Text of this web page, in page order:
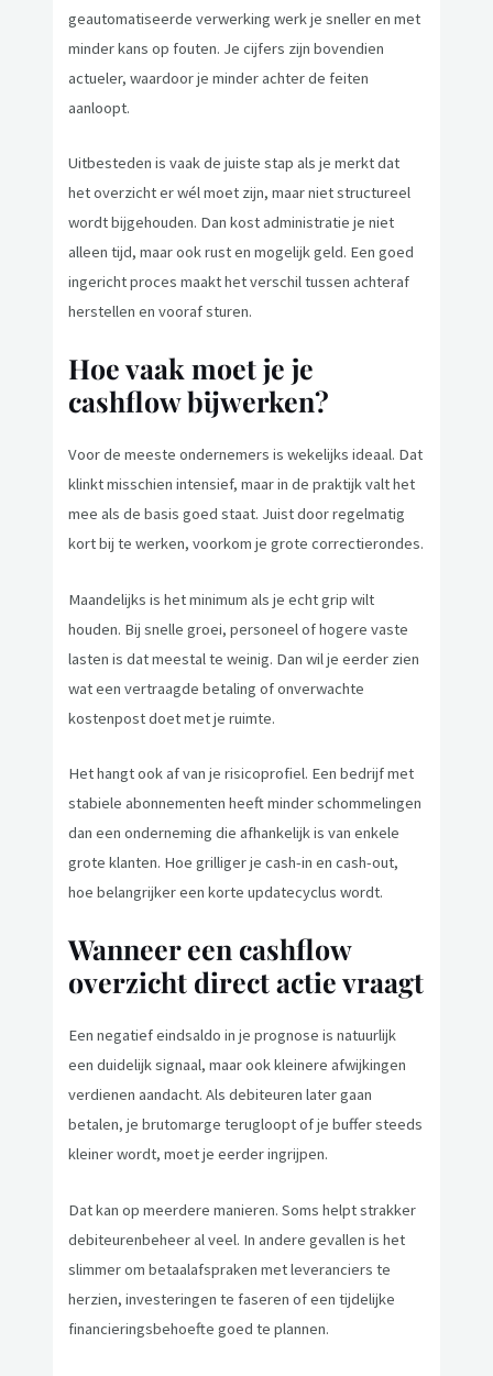
geautomatiseerde verwerking werk je sneller en met
minder kans op fouten. Je cijfers zijn bovendien
actueler, waardoor je minder achter de feiten
aanloopt.
Uitbesteden is vaak de juiste stap als je merkt dat
het overzicht er wél moet zijn, maar niet structureel
wordt bijgehouden. Dan kost administratie je niet
alleen tijd, maar ook rust en mogelijk geld. Een goed
ingericht proces maakt het verschil tussen achteraf
herstellen en vooraf sturen.
Hoe vaak moet je je
cashflow bijwerken?
Voor de meeste ondernemers is wekelijks ideaal. Dat
klinkt misschien intensief, maar in de praktijk valt het
mee als de basis goed staat. Juist door regelmatig
kort bij te werken, voorkom je grote correctierondes.
Maandelijks is het minimum als je echt grip wilt
houden. Bij snelle groei, personeel of hogere vaste
lasten is dat meestal te weinig. Dan wil je eerder zien
wat een vertraagde betaling of onverwachte
kostenpost doet met je ruimte.
Het hangt ook af van je risicoprofiel. Een bedrijf met
stabiele abonnementen heeft minder schommelingen
dan een onderneming die afhankelijk is van enkele
grote klanten. Hoe grilliger je cash-in en cash-out,
hoe belangrijker een korte updatecyclus wordt.
Wanneer een cashflow
overzicht direct actie vraagt
Een negatief eindsaldo in je prognose is natuurlijk
een duidelijk signaal, maar ook kleinere afwijkingen
verdienen aandacht. Als debiteuren later gaan
betalen, je brutomarge terugloopt of je buffer steeds
kleiner wordt, moet je eerder ingrijpen.
Dat kan op meerdere manieren. Soms helpt strakker
debiteurenbeheer al veel. In andere gevallen is het
slimmer om betaalafspraken met leveranciers te
herzien, investeringen te faseren of een tijdelijke
financieringsbehoefte goed te plannen.